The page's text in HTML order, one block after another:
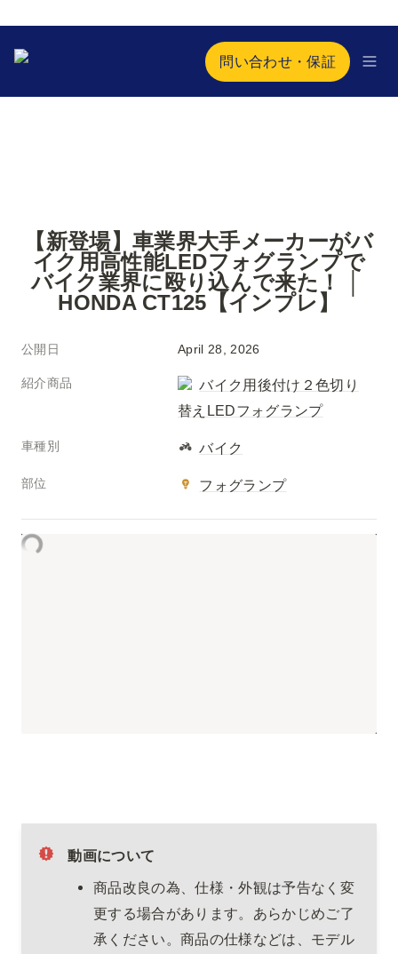
問い合わせ・保証
【新登場】車業界大手メーカーがバ
イク用高性能LEDフォグランプで
バイク業界に殴り込んで来た！ │
HONDA CT125【インプレ】
公開日 April 28, 2026
紹介商品
バイク用後付け２色切り
替えLEDフォグランプ
車種別 バイク
部位 フォグランプ
動画について
商品改良の為、仕様・外観は予告なく変
更する場合があります。あらかじめご了
承ください。商品の仕様などは、モデル